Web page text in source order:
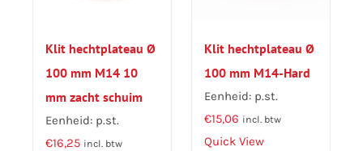
Klit hechtplateau Ø
100 mm M14 10
mm zacht schuim
Eenheid: p.st.
€16,25 incl. btw
Klit hechtplateau Ø
100 mm M14-Hard
Eenheid: p.st.
€15,06 incl. btw
Quick View